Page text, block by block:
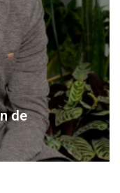
de